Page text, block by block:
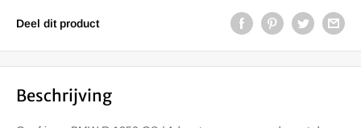
Deel dit product
Beschrijving